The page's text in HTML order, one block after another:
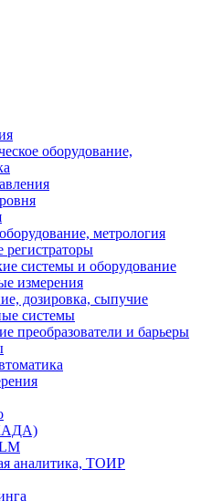
оборудование,
метрология
регистраторы
системы и оборудование
измерения
дозировка, сыпучие
системы
преобразователи и барьеры
аналитика, ТОИР